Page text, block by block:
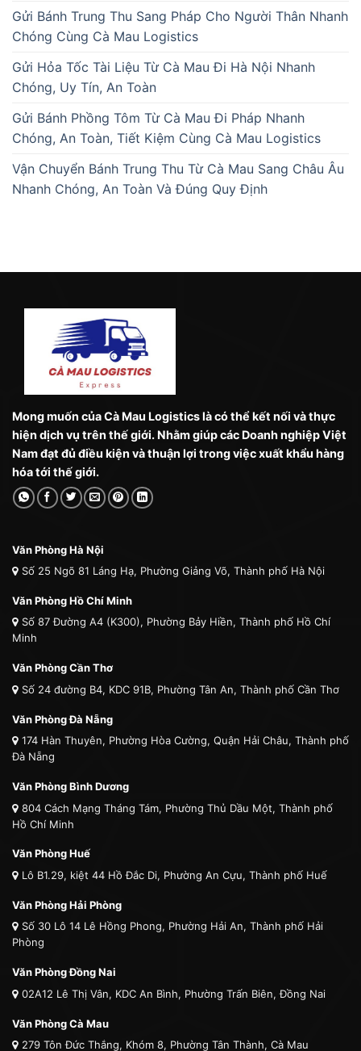
Gửi Bánh Trung Thu Sang Pháp Cho Người Thân Nhanh
Chóng Cùng Cà Mau Logistics
Gửi Hỏa Tốc Tài Liệu Từ Cà Mau Đi Hà Nội Nhanh
Chóng, Uy Tín, An Toàn
Gửi Bánh Phồng Tôm Từ Cà Mau Đi Pháp Nhanh
Chóng, An Toàn, Tiết Kiệm Cùng Cà Mau Logistics
Vận Chuyển Bánh Trung Thu Từ Cà Mau Sang Châu Âu
Nhanh Chóng, An Toàn Và Đúng Quy Định
Mong muốn của Cà Mau Logistics là có thể kết nối và thực
hiện dịch vụ trên thế giới. Nhằm giúp các Doanh nghiệp Việt
Nam đạt đủ điều kiện và thuận lợi trong việc xuất khẩu hàng
hóa tới thế giới.
Văn Phòng Hà Nội
Số 25 Ngõ 81 Láng Hạ, Phường Giảng Võ, Thành phố Hà Nội
Văn Phòng Hồ Chí Minh
Số 87 Đường A4 (K300), Phường Bảy Hiền, Thành phố Hồ Chí
Minh
Văn Phòng Cần Thơ
Số 24 đường B4, KDC 91B, Phường Tân An, Thành phố Cần Thơ
Văn Phòng Đà Nẵng
174 Hàn Thuyên, Phường Hòa Cường, Quận Hải Châu, Thành phố
Đà Nẵng
Văn Phòng Bình Dương
804 Cách Mạng Tháng Tám, Phường Thủ Dầu Một, Thành phố
Hồ Chí Minh
Văn Phòng Huế
Lô B1.29, kiệt 44 Hồ Đắc Di, Phường An Cựu, Thành phố Huế
Văn Phòng Hải Phòng
Số 30 Lô 14 Lê Hồng Phong, Phường Hải An, Thành phố Hải
Phòng
Văn Phòng Đồng Nai
02A12 Lê Thị Vân, KDC An Bình, Phường Trấn Biên, Đồng Nai
Văn Phòng Cà Mau
279 Tôn Đức Thắng, Khóm 8, Phường Tân Thành, Cà Mau